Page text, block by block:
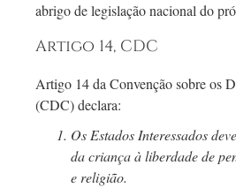
abrigo de legislação nacional do
Artigo 14, CDC
Artigo 14 da Convenção sobre os
(CDC) declara:
Os Estados Interessados
da criança à liberdade de
e religião.